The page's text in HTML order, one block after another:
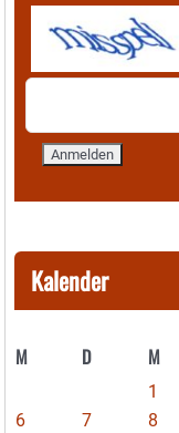
Kalender
M D M
1
6
7 8